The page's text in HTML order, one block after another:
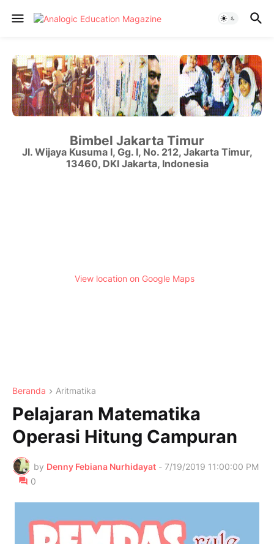
Bimbel Jakarta Timur
Jl. Wijaya Kusuma I, Gg. I, No. 212, Jakarta Timur,
13460, DKI Jakarta, Indonesia
View location on Google Maps
Beranda Aritmatika
Pelajaran Matematika
Operasi Hitung Campuran
by Denny Febiana Nurhidayat - 7/19/2019 11:00:00 PM
0